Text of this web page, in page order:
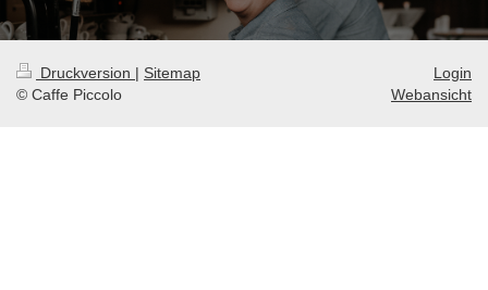
Druckversion | Sitemap
© Caffe Piccolo
Login
Webansicht